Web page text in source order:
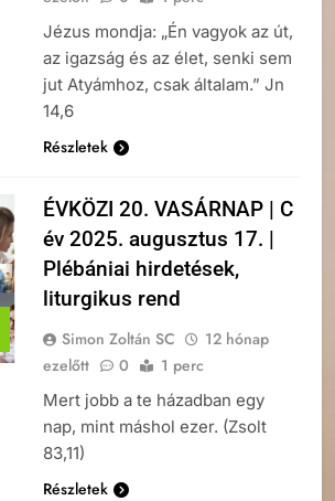
Jézus mondja: „Én vagyok az út,
az igazság és az élet, senki sem
jut Atyámhoz, csak általam.” Jn
14,6
Részletek
ÉVKÖZI 20. VASÁRNAP | C
év 2025. augusztus 17. |
Plébániai hirdetések,
liturgikus rend
Simon Zoltán SC
12 hónap
ezelőtt
0 1 perc
Mert jobb a te házadban egy
nap, mint máshol ezer. (Zsolt
83,11)
Részletek